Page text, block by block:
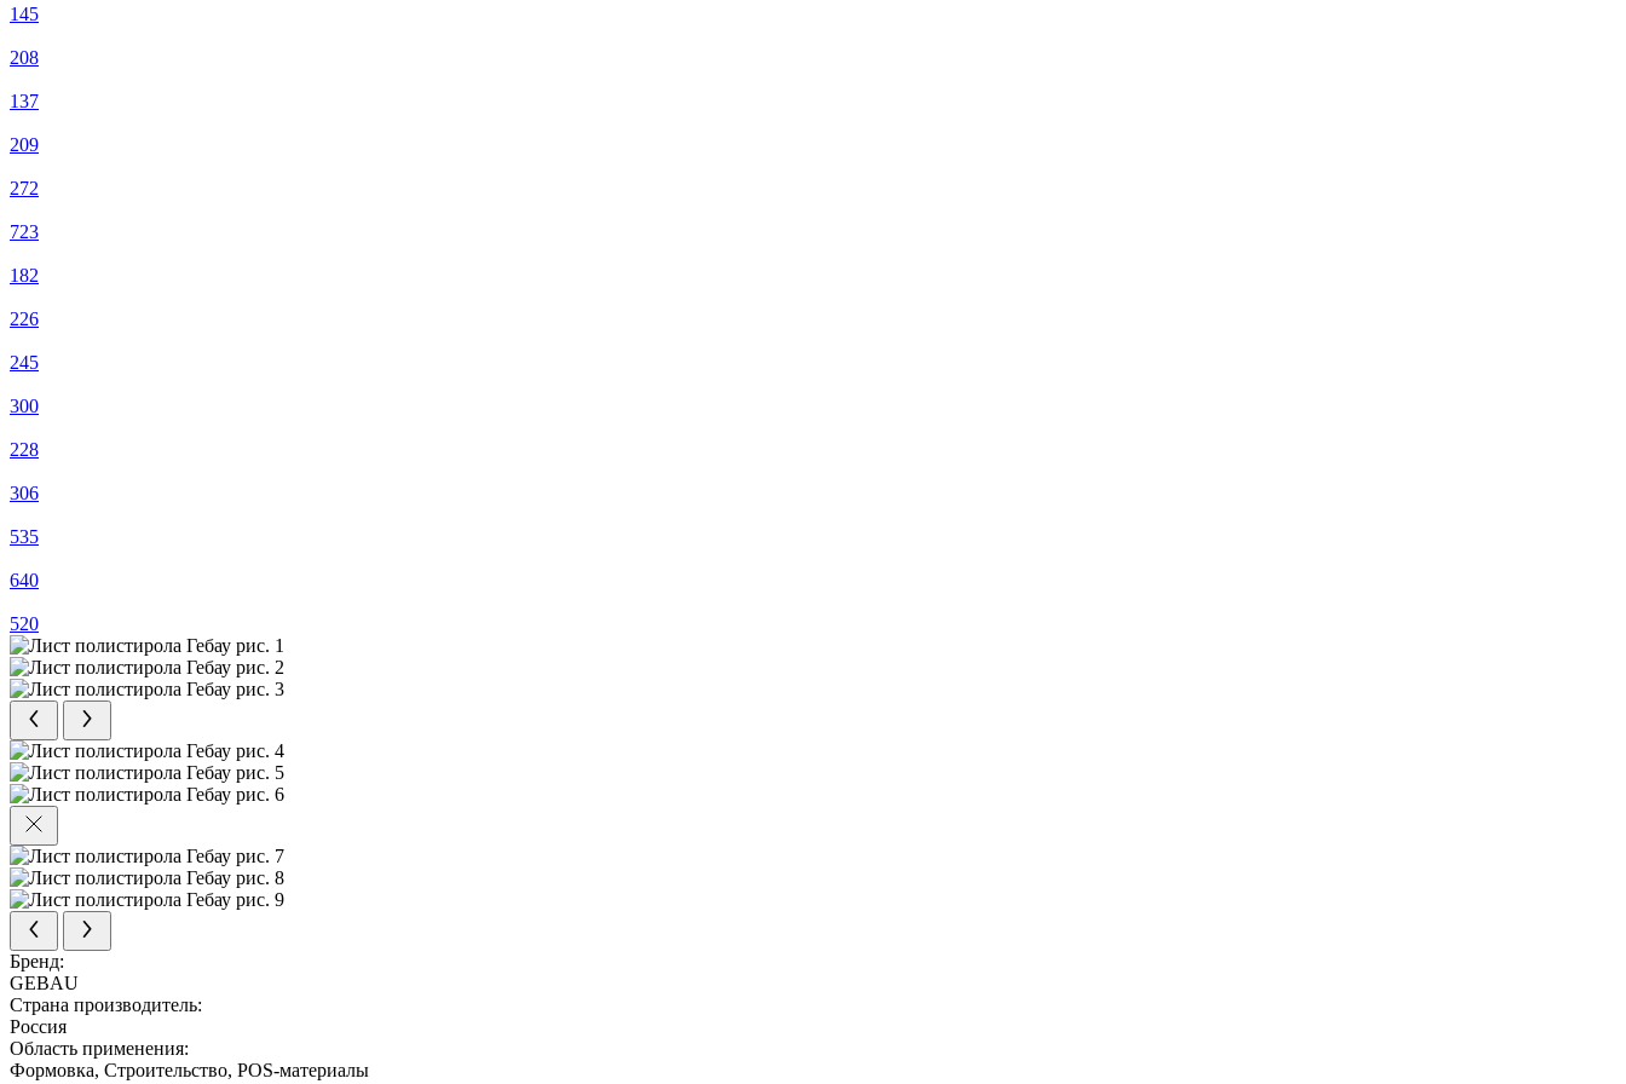
145
208
137
209
272
723
182
226
245
300
228
306
535
640
520
Бренд:
GEBAU
Страна производитель:
Россия
Область применения:
Формовка, Строительство, POS-материалы